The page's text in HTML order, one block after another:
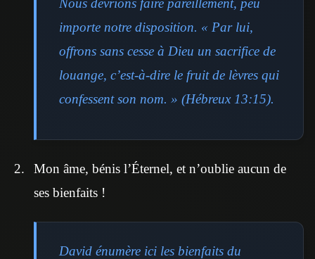
Nous devrions faire pareillement, peu
importe notre disposition. « Par lui,
offrons sans cesse à Dieu un sacrifice de
louange, c’est-à-dire le fruit de lèvres qui
confessent son nom. » (Hébreux 13:15).
Mon âme, bénis l’Éternel, et n’oublie aucun de
ses bienfaits !
David énumère ici les bienfaits du